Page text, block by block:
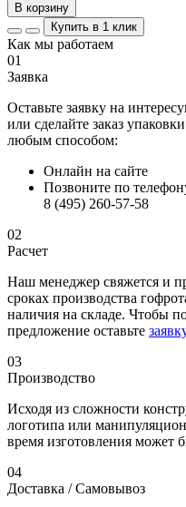
В корзину
Купить в 1 клик
Как мы работаем
01
Заявка
Оставьте заявку на
или сделайте заказ
любым способом:
Онлайн на сайте
Позвоните по
8 (495) 260-57-58
02
Расчет
Наш менеджер свяжется и
сроках производства
наличия на складе. Чтобы
предложение оставьте
03
Производство
Исходя из сложности
логотипа или
время изготовления может
04
Доставка / Самовывоз